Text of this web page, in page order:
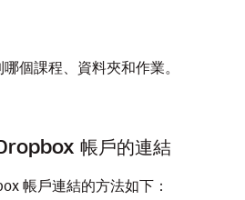
個課程、資料夾和作業。
帳戶的連結
帳戶連結的方法如下：